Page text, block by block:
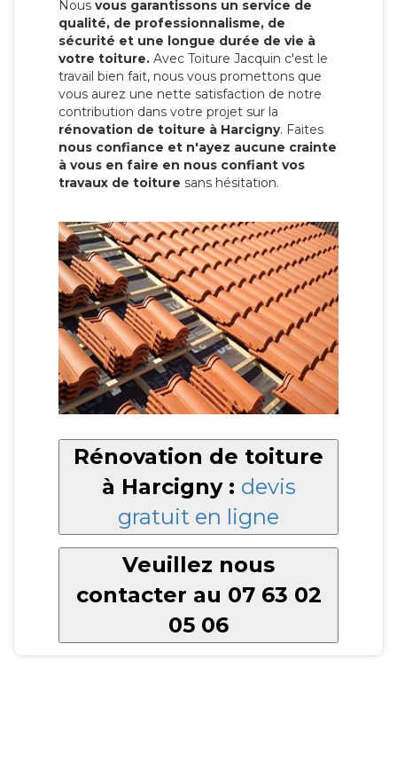
Nous vous garantissons un service de
qualité, de professionnalisme, de
sécurité et une longue durée de vie à
votre toiture. Avec Toiture Jacquin c'est le
travail bien fait, nous vous promettons que
vous aurez une nette satisfaction de notre
contribution dans votre projet sur la
rénovation de toiture à Harcigny. Faites
nous confiance et n'ayez aucune crainte
à vous en faire en nous confiant vos
travaux de toiture sans hésitation.
Rénovation de toiture
à Harcigny : devis
gratuit en ligne
Veuillez nous
contacter au 07 63 02
05 06